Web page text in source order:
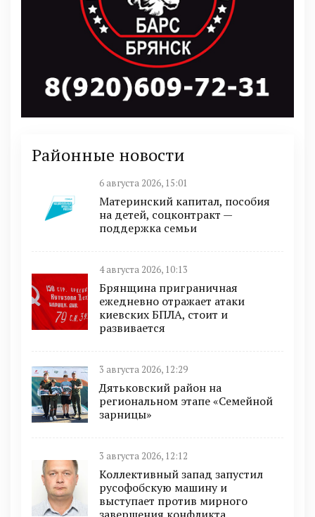
Районные новости
6 августа 2026, 15:01
Материнский капитал, пособия
на детей, соцконтракт —
поддержка семьи
4 августа 2026, 10:13
Брянщина приграничная
ежедневно отражает атаки
киевских БПЛА, стоит и
развивается
3 августа 2026, 12:29
Дятьковский район на
региональном этапе «Семейной
зарницы»
3 августа 2026, 12:12
Коллективный запад запустил
русофобскую машину и
выступает против мирного